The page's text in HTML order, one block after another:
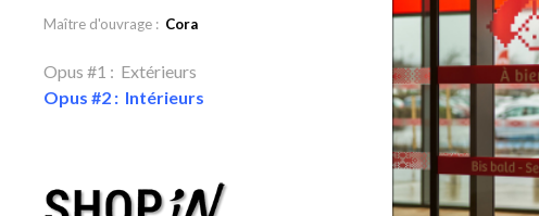
Maître d'ouvrage : Cora
Opus #1 : Extérieurs
Opus #2 : Intérieurs